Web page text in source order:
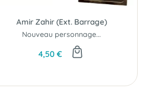
Amir Zahir (Ext. Barrage)
Nouveau personnage...
4,50 €